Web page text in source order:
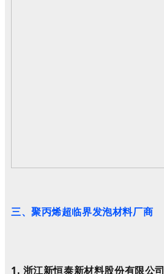
三、聚丙烯超临界发泡材料厂商
1. 浙江新恒泰新材料股份有限公司